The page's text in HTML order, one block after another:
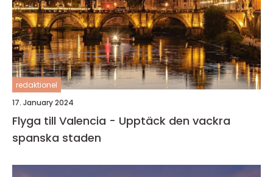
redaktionel
17. January 2024
Flyga till Valencia - Upptäck den vackra
spanska staden